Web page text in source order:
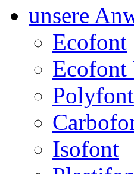
unsere
Ecofont
Isofont